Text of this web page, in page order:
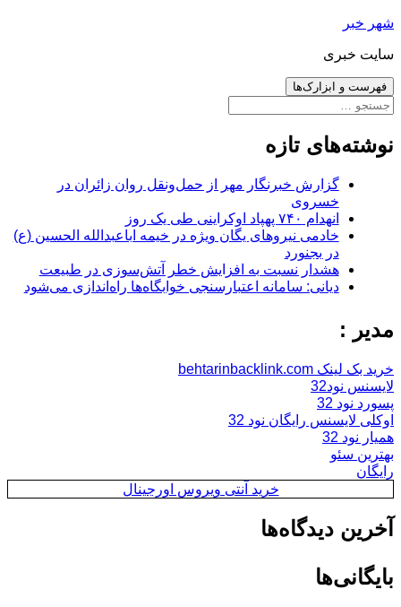
رفتن
نوشته‌ها
شهر خبر
سایت خبری
فهرست و ابزارک‌ها
جستجو
نوشته‌های تازه
گزارش خبرنگار مهر از حمل‌ونقل روان زائران در
خسروی
انهدام ۷۴۰ پهپاد اوکراینی طی یک روز
خادمی نیروهای یگان ویژه در خیمه اباعبدالله الحسین (ع)
در بجنورد
هشدار نسبت به افزایش خطر آتش‌سوزی در طبیعت
دیانی: سامانه اعتبارسنجی خوابگاه‌ها راه‌اندازی می‌شود
مدیر :
خرید بک لینک behtarinbacklink.com
لایسنس نود32
پسورد نود 32
اوکلی لایسنس رایگان نود 32
همیار نود 32
بهترین سئو
رایگان
خرید آنتی ویروس اورجینال
آخرین دیدگاه‌ها
بایگانی‌ها